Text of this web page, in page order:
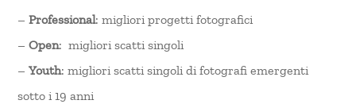
–Professional: migliori progetti fotografici
–Open: migliori scatti singoli
–Youth: migliori scatti singoli di fotografi emergenti
sotto i 19 anni